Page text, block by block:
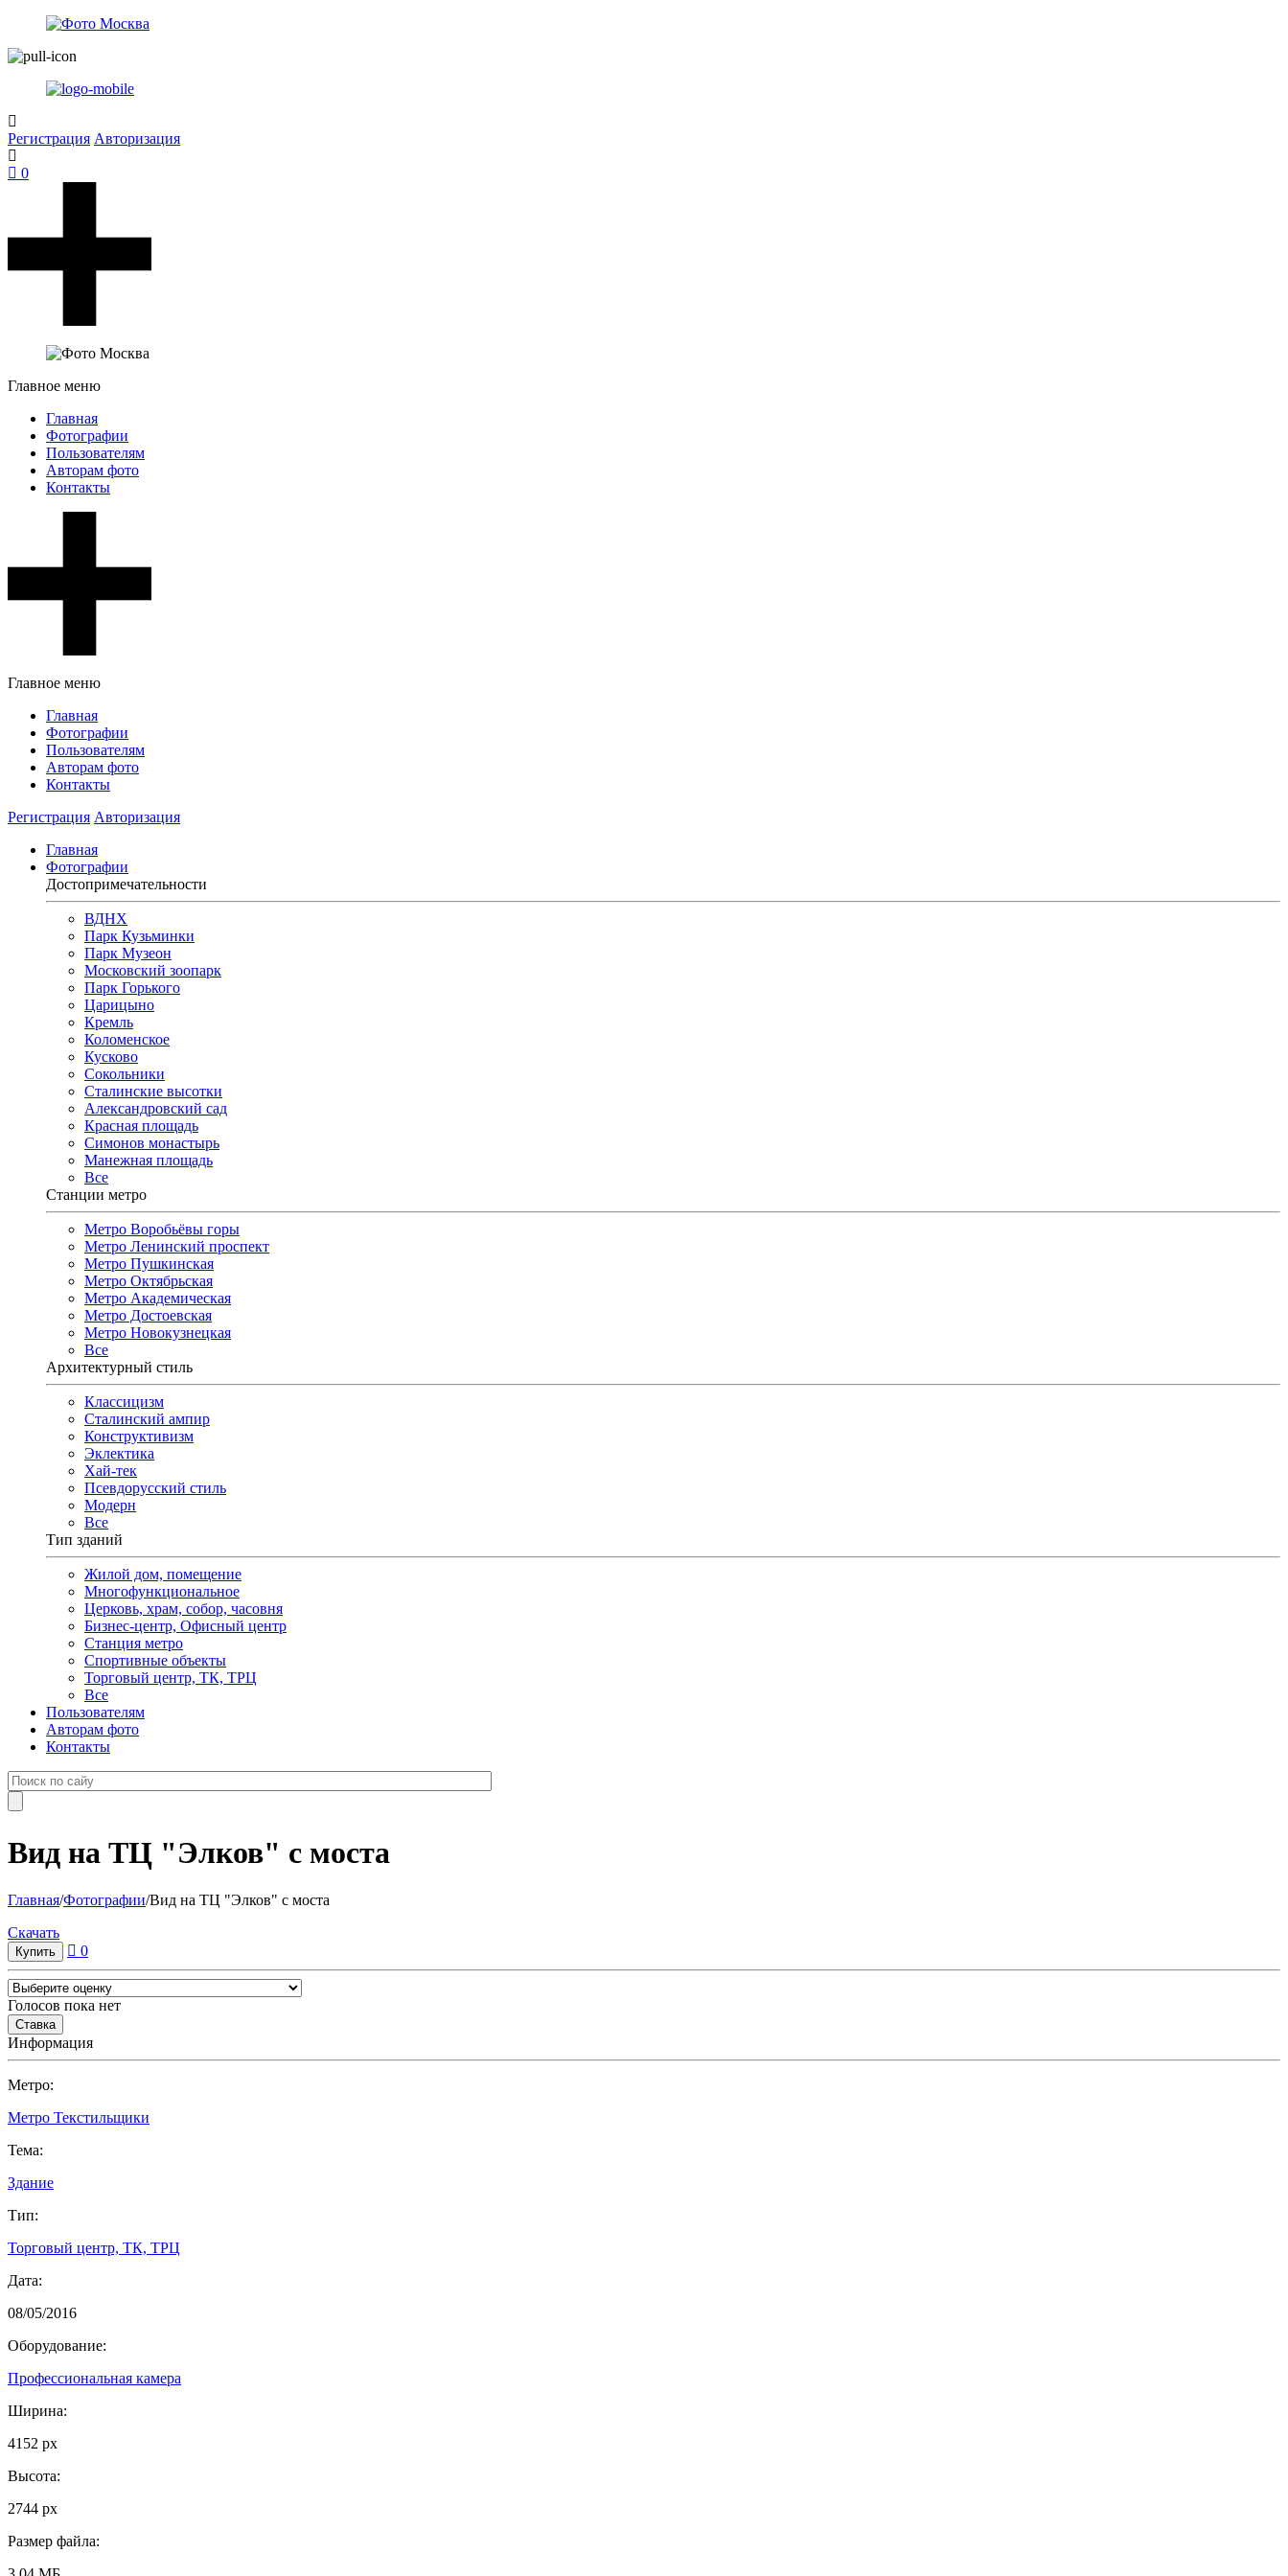
Регистрация Авторизация
0
Главное меню
Главная
Фотографии
Пользователям
Авторам фото
Контакты
Главное меню
Главная
Фотографии
Пользователям
Авторам фото
Контакты
Регистрация Авторизация
Главная
Фотографии
Достопримечательности
ВДНХ
Парк Кузьминки
Парк Музеон
Московский зоопарк
Парк Горького
Царицыно
Кремль
Коломенское
Кусково
Сокольники
Сталинские высотки
Александровский сад
Красная площадь
Симонов монастырь
Манежная площадь
Все
Станции метро
Метро Воробьёвы горы
Метро Ленинский проспект
Метро Пушкинская
Метро Октябрьская
Метро Академическая
Метро Достоевская
Метро Новокузнецкая
Все
Архитектурный стиль
Классицизм
Сталинский ампир
Конструктивизм
Эклектика
Хай-тек
Псевдорусский стиль
Модерн
Все
Тип зданий
Жилой дом, помещение
Многофункциональное
Церковь, храм, собор, часовня
Бизнес-центр, Офисный центр
Станция метро
Спортивные объекты
Торговый центр, ТК, ТРЦ
Все
Пользователям
Авторам фото
Контакты
Вид на ТЦ "Элков" с моста
Главная/Фотографии/Вид на ТЦ "Элков" с моста
Cкачать
0
Голосов пока нет
Информация
Метро:
Метро Текстильщики
Тема:
Здание
Тип:
Торговый центр, ТК, ТРЦ
Дата:
08/05/2016
Оборудование:
Профессиональная камера
Ширина:
4152 px
Высота:
2744 px
Размер файла: